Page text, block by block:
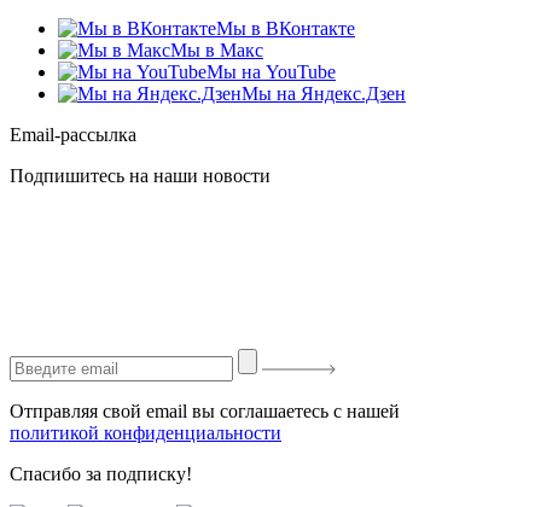
Мы в ВКонтакте
Мы в Макс
Мы на YouTube
Мы на Яндекс.Дзен
Email-рассылка
Подпишитесь на наши новости
Отправляя свой email вы соглашаетесь с нашей
политикой конфиденциальности
Спасибо за подписку!